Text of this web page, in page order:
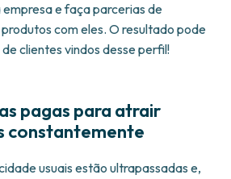
empresa e faça parcerias de
com eles. O resultado pode
clientes vindos desse perfil!
pagas para atrair
constantemente
usuais estão ultrapassadas e,